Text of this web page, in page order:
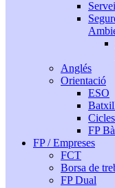
Anglés
Orientació
ESO
FP
FP / Empreses
FCT
Borsa de
FP Dual